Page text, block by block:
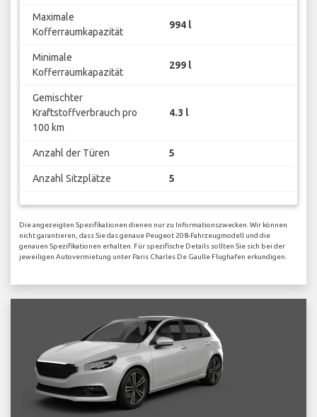
Maximale
Kofferraumkapazität
994 l
Minimale
Kofferraumkapazität
299 l
Gemischter
Kraftstoffverbrauch pro
100 km
4.3 l
Anzahl der Türen 5
Anzahl Sitzplätze 5
Die angezeigten Spezifikationen dienen nur zu Informationszwecken. Wir können
nicht garantieren, dass Sie das genaue Peugeot 208-Fahrzeugmodell und die
genauen Spezifikationen erhalten. Für spezifische Details sollten Sie sich bei der
jeweiligen Autovermietung unter Paris Charles De Gaulle Flughafen erkundigen.